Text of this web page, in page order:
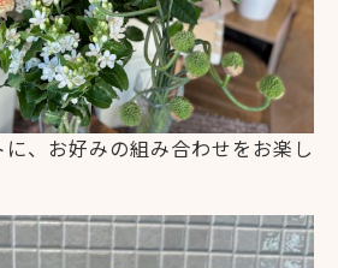
、お好みの組み合わせをお楽し